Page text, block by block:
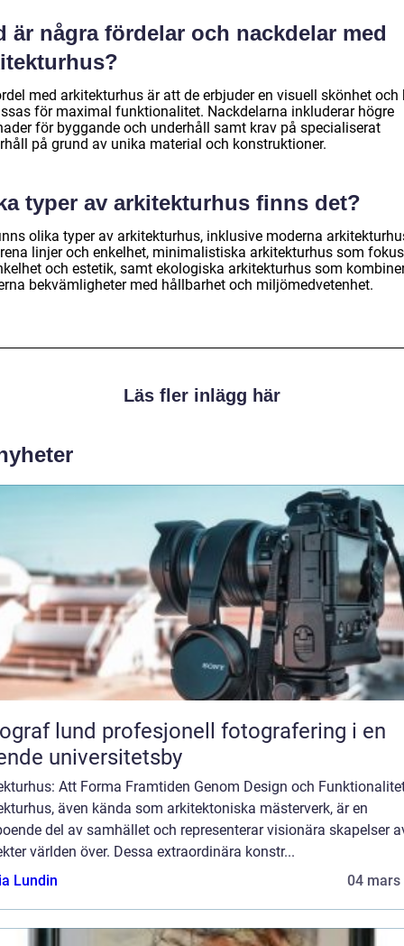
är några fördelar och nackdelar med
med arkitekturhus är att de erbjuder en visuell skönhet och
för maximal funktionalitet. Nackdelarna inkluderar högre
för byggande och underhåll samt krav på specialiserat
på grund av unika material och konstruktioner.
typer av arkitekturhus finns det?
olika typer av arkitekturhus, inklusive moderna
linjer och enkelhet, minimalistiska arkitekturhus som
och estetik, samt ekologiska arkitekturhus som
bekvämligheter med hållbarhet och miljömedvetenhet.
Läs fler inlägg här
profesjonell fotografering i en
universitetsby
Att Forma Framtiden Genom Design och
även kända som arkitektoniska mästerverk, är en
del av samhället och representerar visionära skapelser
världen över. Dessa extraordinära konstr...
Lundin
04 mars